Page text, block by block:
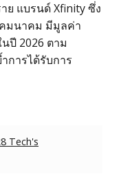
ย แบรนด์ Xfinity ซึ่ง
มนาคม มีมูลค่า
ปี 2026 ตาม
การได้รับการ
Tech's